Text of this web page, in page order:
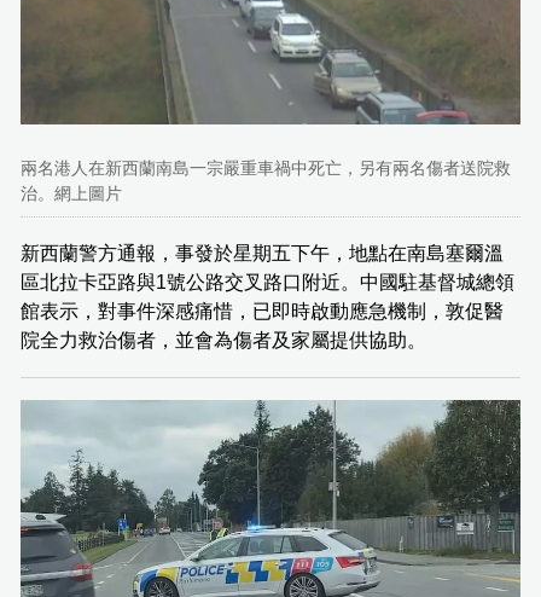
兩名港人在新西蘭南島一宗嚴重車禍中死亡，另有兩名傷者送院救
治。網上圖片
新西蘭警方通報，事發於星期五下午，地點在南島塞爾溫
區北拉卡亞路與1號公路交叉路口附近。中國駐基督城總領
館表示，對事件深感痛惜，已即時啟動應急機制，敦促醫
院全力救治傷者，並會為傷者及家屬提供協助。